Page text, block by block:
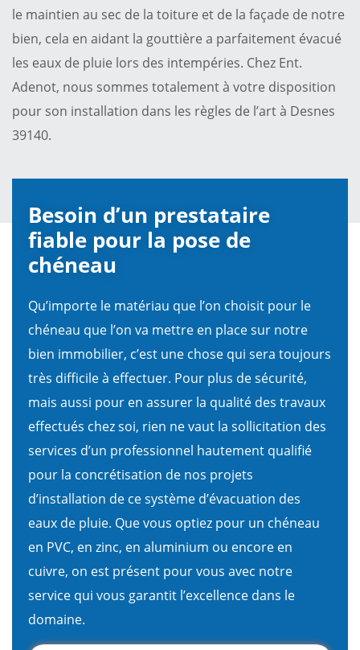
le maintien au sec de la toiture et de la façade de notre
bien, cela en aidant la gouttière a parfaitement évacué
les eaux de pluie lors des intempéries. Chez Ent.
Adenot, nous sommes totalement à votre disposition
pour son installation dans les règles de l’art à Desnes
39140.
Besoin d’un prestataire
fiable pour la pose de
chéneau
Qu’importe le matériau que l’on choisit pour le
chéneau que l’on va mettre en place sur notre
bien immobilier, c’est une chose qui sera toujours
très difficile à effectuer. Pour plus de sécurité,
mais aussi pour en assurer la qualité des travaux
effectués chez soi, rien ne vaut la sollicitation des
services d’un professionnel hautement qualifié
pour la concrétisation de nos projets
d’installation de ce système d’évacuation des
eaux de pluie. Que vous optiez pour un chéneau
en PVC, en zinc, en aluminium ou encore en
cuivre, on est présent pour vous avec notre
service qui vous garantit l’excellence dans le
domaine.